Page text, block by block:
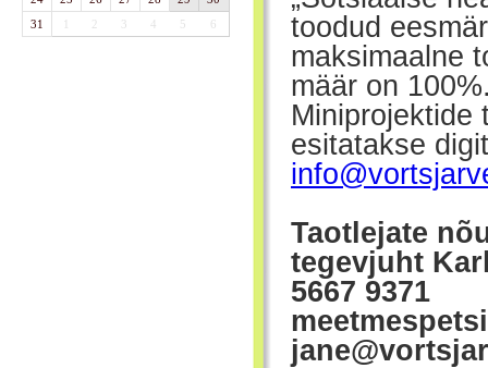
31
1 3 4 5 6
toodud
maksimaalne
määr on
Miniprojektide
esitatakse
Taotlejate
tegevjuht
5667 9371